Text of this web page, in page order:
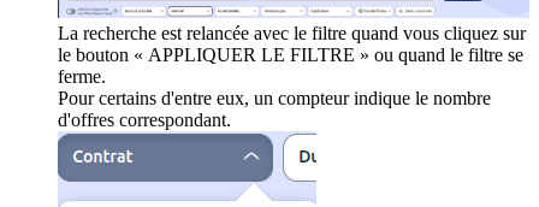
La recherche est relancée avec le filtre quand vous cliquez sur
le bouton « APPLIQUER LE FILTRE » ou quand le filtre se
ferme.
Pour certains d'entre eux, un compteur indique le nombre
d'offres correspondant.